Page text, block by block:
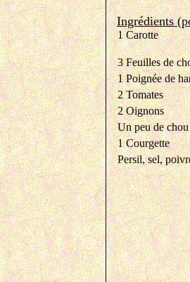
Ingrédients
1 Carotte
3 Feuilles de
1 Poignée de
2 Tomates
2 Oignons
Un peu de
1 Courgette
Persil, sel,